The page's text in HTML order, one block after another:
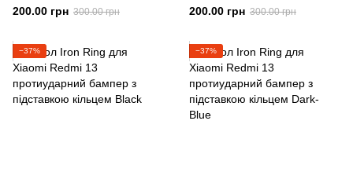
Green
200.00 грн 300.00 грн
Blue
200.00 грн 300.00 грн
−37% −37%